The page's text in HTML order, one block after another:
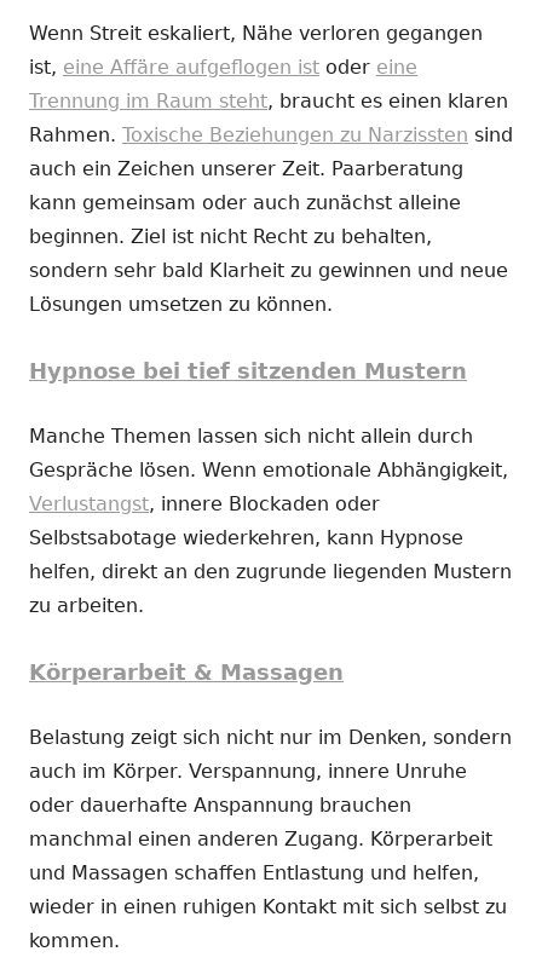
Wenn Streit eskaliert, Nähe verloren gegangen
ist, eine Affäre aufgeflogen ist oder eine
Trennung im Raum steht, braucht es einen klaren
Rahmen. Toxische Beziehungen zu Narzissten sind
auch ein Zeichen unserer Zeit. Paarberatung
kann gemeinsam oder auch zunächst alleine
beginnen. Ziel ist nicht Recht zu behalten,
sondern sehr bald Klarheit zu gewinnen und neue
Lösungen umsetzen zu können.
Hypnose bei tief sitzenden Mustern
Manche Themen lassen sich nicht allein durch
Gespräche lösen. Wenn emotionale Abhängigkeit,
Verlustangst, innere Blockaden oder
Selbstsabotage wiederkehren, kann Hypnose
helfen, direkt an den zugrunde liegenden Mustern
zu arbeiten.
Körperarbeit & Massagen
Belastung zeigt sich nicht nur im Denken, sondern
auch im Körper. Verspannung, innere Unruhe
oder dauerhafte Anspannung brauchen
manchmal einen anderen Zugang. Körperarbeit
und Massagen schaffen Entlastung und helfen,
wieder in einen ruhigen Kontakt mit sich selbst zu
kommen.